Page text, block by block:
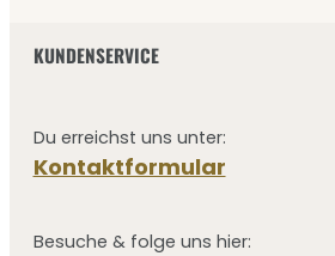
KUNDENSERVICE
Du erreichst uns unter:
Kontaktformular
Besuche & folge uns hier: